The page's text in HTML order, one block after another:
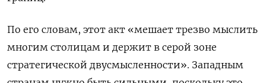
По его словам, этот акт «мешает трезво мыслить
многим столицам и держит в серой зоне
стратегической двусмысленности». Западным